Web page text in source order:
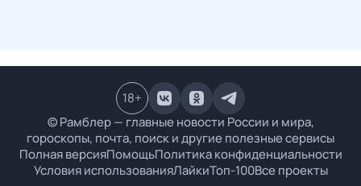
© Рамблер — главные новости России и мира,
гороскопы, почта, поиск и другие полезные сервисы
Полная версияПомощьПолитика конфиденциальности
Условия использованияЛайкиТоп-100Все проекты
18+